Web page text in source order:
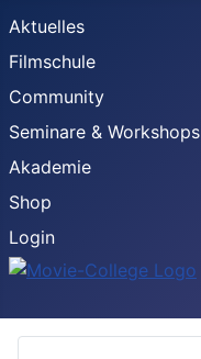
Aktuelles
Filmschule
Community
Seminare & Workshops
Akademie
Shop
Login